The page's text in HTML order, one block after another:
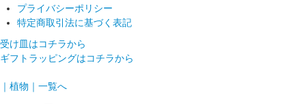
プライバシーポリシー
特定商取引法に基づく表記
受け皿はコチラから
ギフトラッピングはコチラから
｜植物｜一覧へ